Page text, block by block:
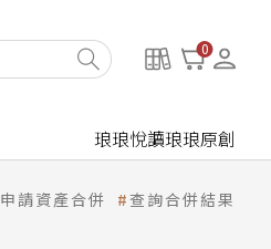
0
琅琅悅讀琅琅原創
申請資產合併 查詢合併結果